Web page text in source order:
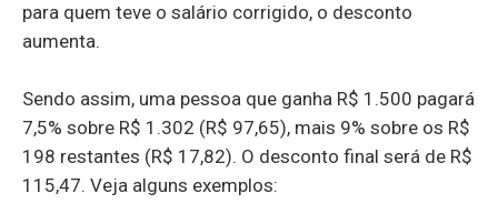
para quem teve o salário corrigido, o desconto
aumenta.
Sendo assim, uma pessoa que ganha R$ 1.500 pagará
7,5% sobre R$ 1.302 (R$ 97,65), mais 9% sobre os R$
198 restantes (R$ 17,82). O desconto final será de R$
115,47. Veja alguns exemplos: